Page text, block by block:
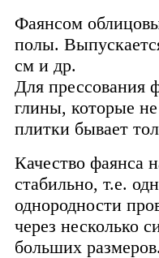
Фаянсом
полы.
см и др.
Для прессования
глины, которые
плитки бывает
Качество фаянса
стабильно, т.е.
однородности
через несколько
больших размеров.